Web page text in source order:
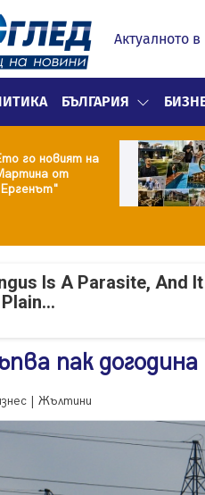
Актуалното
БЪЛГАРИЯ
го новият на
от
Is A Parasite, And
пак догодина
| Жълтини